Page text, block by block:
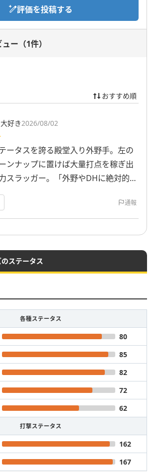
評価を投稿する
ュー（1件）
おすすめ順
好き2026/08/02
ータスを誇る殿堂入り外野手。左の
ンナップに置けば大量打点を稼ぎ出
スラッガー。「外野やDHに絶対的な
ターが欲しい」「オート戦で確実に
が欲しい」という人には優先して育
最強レベルの外野手！
通報
ステータス
各種ステータス
80
85
82
72
62
打撃ステータス
162
167